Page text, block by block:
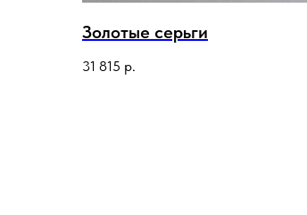
Золотые серьги
31 815 р.